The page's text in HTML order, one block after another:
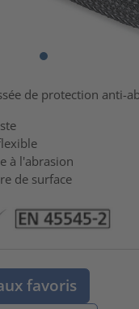
de protection anti-
à l'abrasion
de surface
favoris